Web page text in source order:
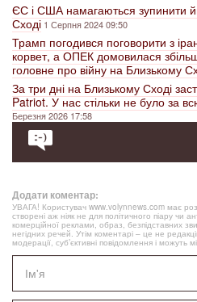
ЄС і США намагаються зупинити
Сході 1 Серпня 2024 09:50
Трамп погодився поговорити з
корвет, а ОПЕК домовилася
головне про війну на Близькому
За три дні на Близькому Сході
Patriot. У нас стільки не було за
Березня 2026 17:58
Додати коментар:
УВАГА! Користувач www.volynnews.com має
створені аж ніяк не для політичного піару чи
комерційної реклами, образ, безпідставних
негідних речей. Утім коментарі – це не
модерації, суб’єктивні повідомлення і можуть